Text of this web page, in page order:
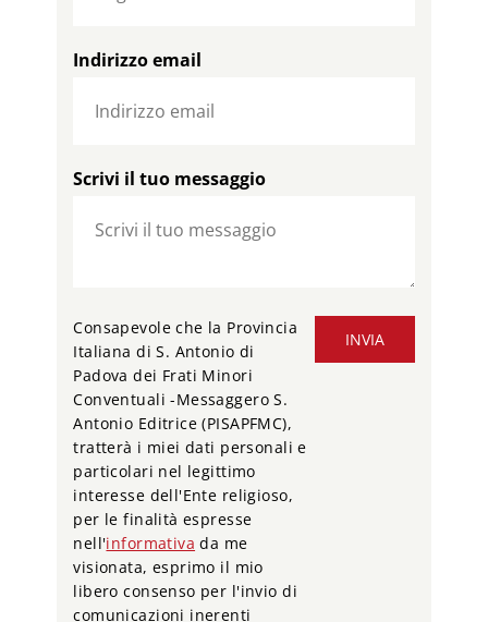
Indirizzo email
Scrivi il tuo messaggio
INVIA
Consapevole che la Provincia
Italiana di S. Antonio di
Padova dei Frati Minori
Conventuali -Messaggero S.
Antonio Editrice (PISAPFMC),
tratterà i miei dati personali e
particolari nel legittimo
interesse dell'Ente religioso,
per le finalità espresse
nell'informativa da me
visionata, esprimo il mio
libero consenso per l'invio di
comunicazioni inerenti